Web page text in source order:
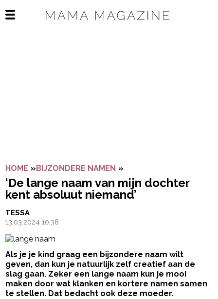
Open het mobiele menu
HOME »BIJZONDERE NAMEN »
‘De lange naam van mijn dochter
kent absoluut niemand’
TESSA
13.03.2024 10:38
Als je je kind graag een bijzondere naam wilt
geven, dan kun je natuurlijk zelf creatief aan de
slag gaan. Zeker een lange naam kun je mooi
maken door wat klanken en kortere namen samen
te stellen. Dat bedacht ook deze moeder.